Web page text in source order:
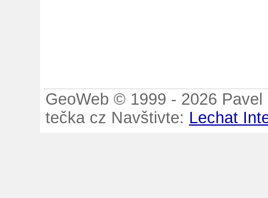
GeoWeb © 1999 - 2026
tečka cz Navštivte: Lechat